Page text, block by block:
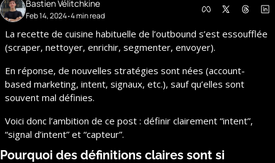
Bastien Vélitchkine
Feb 14, 2024•4 min read
La recette de cuisine habituelle de l’outbound s’est essoufflée
(scraper, nettoyer, enrichir, segmenter, envoyer).
En réponse, de nouvelles stratégies sont nées (account-
based marketing, intent, signaux, etc.), sauf qu’elles sont
souvent mal définies.
Voici donc l’ambition de ce post : définir clairement “intent”,
“signal d’intent” et “capteur”.
Pourquoi des définitions claires sont si